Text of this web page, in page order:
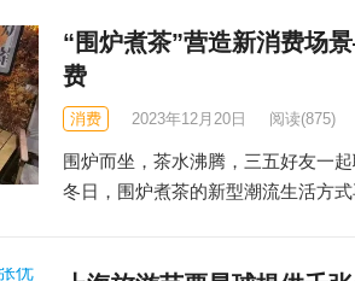
“围炉煮茶”营造新消费场
费
消费 2023年12月20日 阅读(875)
围炉而坐，茶水沸腾，三五好友一
冬日，围炉煮茶的新型潮流生活方